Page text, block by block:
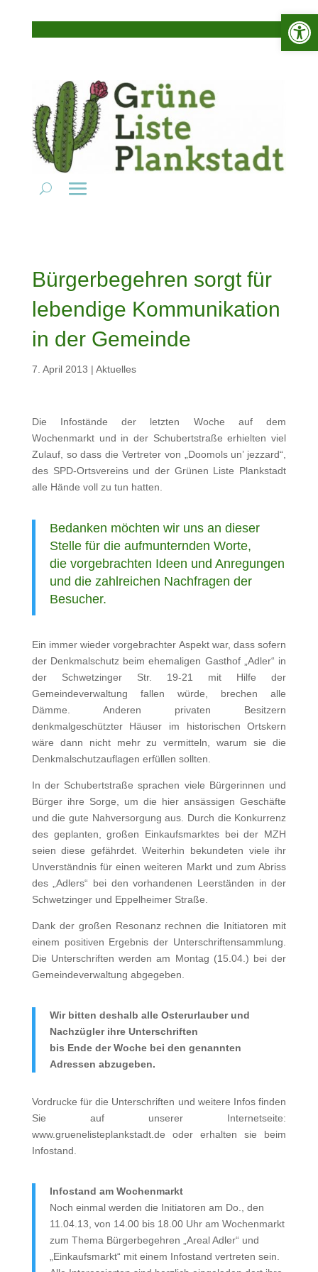
Bürgerbegehren sorgt für
lebendige Kommunikation
in der Gemeinde
7. April 2013 | Aktuelles
Die Infostände der letzten Woche auf dem
Wochenmarkt und in der Schubertstraße erhielten viel
Zulauf, so dass die Vertreter von „Doomols un’ jezzard“,
des SPD-Ortsvereins und der Grünen Liste Plankstadt
alle Hände voll zu tun hatten.
Bedanken möchten wir uns an dieser
Stelle für die aufmunternden Worte,
die vorgebrachten Ideen und Anregungen
und die zahlreichen Nachfragen der
Besucher.
Ein immer wieder vorgebrachter Aspekt war, dass sofern
der Denkmalschutz beim ehemaligen Gasthof „Adler“ in
der Schwetzinger Str. 19-21 mit Hilfe der
Gemeindeverwaltung fallen würde, brechen alle
Dämme. Anderen privaten Besitzern
denkmalgeschützter Häuser im historischen Ortskern
wäre dann nicht mehr zu vermitteln, warum sie die
Denkmalschutzauflagen erfüllen sollten.
In der Schubertstraße sprachen viele Bürgerinnen und
Bürger ihre Sorge, um die hier ansässigen Geschäfte
und die gute Nahversorgung aus. Durch die Konkurrenz
des geplanten, großen Einkaufsmarktes bei der MZH
seien diese gefährdet. Weiterhin bekundeten viele ihr
Unverständnis für einen weiteren Markt und zum Abriss
des „Adlers“ bei den vorhandenen Leerständen in der
Schwetzinger und Eppelheimer Straße.
Dank der großen Resonanz rechnen die Initiatoren mit
einem positiven Ergebnis der Unterschriftensammlung.
Die Unterschriften werden am Montag (15.04.) bei der
Gemeindeverwaltung abgegeben.
Wir bitten deshalb alle Osterurlauber und
Nachzügler ihre Unterschriften
bis Ende der Woche bei den genannten
Adressen abzugeben.
Vordrucke für die Unterschriften und weitere Infos finden
Sie auf unserer Internetseite:
www.gruenelisteplankstadt.de oder erhalten sie beim
Infostand.
Infostand am Wochenmarkt
Noch einmal werden die Initiatoren am Do., den
11.04.13, von 14.00 bis 18.00 Uhr am Wochenmarkt
zum Thema Bürgerbegehren „Areal Adler“ und
„Einkaufsmarkt“ mit einem Infostand vertreten sein.